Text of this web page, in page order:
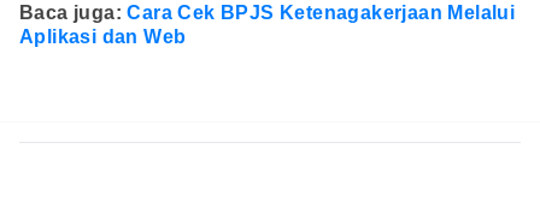
Baca juga:Cara Cek BPJS Ketenagakerjaan Melalui
Aplikasi dan Web